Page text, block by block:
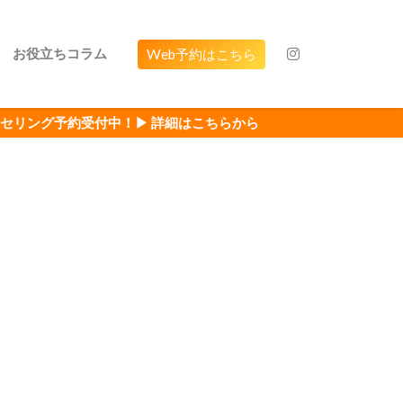
お役立ちコラム Web予約はこちら
！▶ 詳細はこちらから